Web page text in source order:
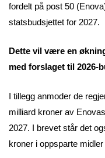
fordelt på post 50
statsbudsjettet for 2027.
Dette vil være en
med forslaget til 2026-
I tillegg anmoder de
milliard kroner av
2027. I brevet står det
kroner i oppsparte